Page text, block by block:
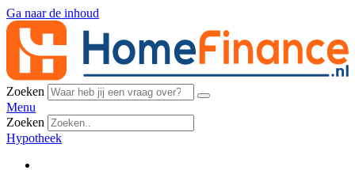
Ga naar de inhoud
Zoeken
Menu
Zoeken
Hypotheek